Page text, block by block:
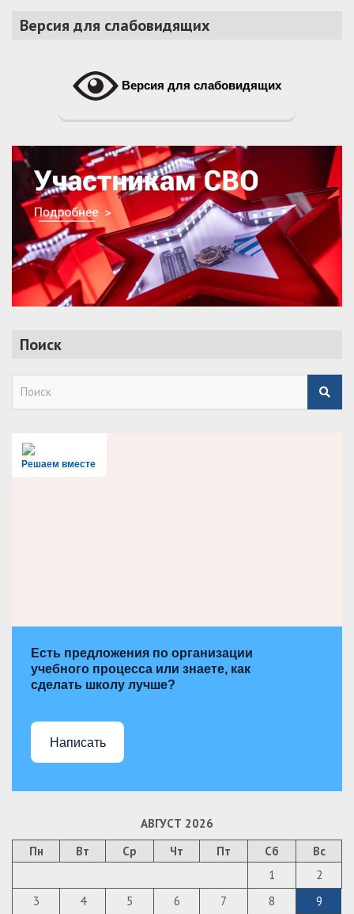
Версия для слабовидящих
Версия для слабовидящих
Поиск
Решаем вместе
Есть предложения по организации
учебного процесса или знаете, как
сделать школу лучше?
Написать
АВГУСТ 2026
Пн
Вт Ср Чт Пт Сб
Вс
1
2
3
4 5 6 7 8
9